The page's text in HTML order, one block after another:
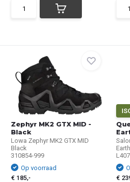
Zephyr MK2 GTX MID -
Black
Lowa Zephyr MK2 GTX MID
Black
310854-999
Op voorraad
€ 185,-
€